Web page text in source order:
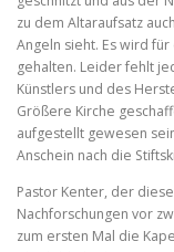
zu dem Altaraufsatz
Angeln sieht. Es wird
gehalten. Leider fehlt
Künstlers und des
Größere Kirche
aufgestellt gewesen
Anschein nach die
Pastor Kenter, der
Nachforschungen vor
zum ersten Mal die